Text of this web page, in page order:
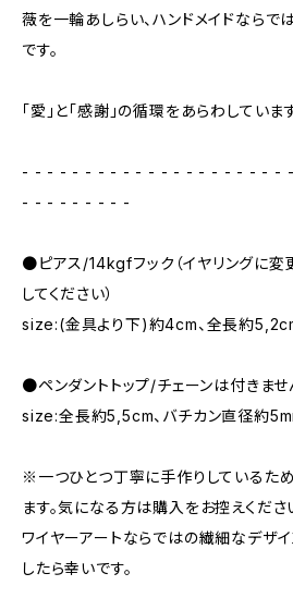
薇を一輪あしらい、ハンドメイドなら
です。
「愛」と「感謝」の循環をあらわしていま
- - - - - - - - - - - - - - - - - - - - -
- - - - - - - - -
●ピアス/14kgfフック（イヤリングに変
してください）
size:(金具より下)約4cm、全長約
●ペンダントトップ/チェーンは付きませ
size:全長約5,5cm、バチカン直径約
※一つひとつ丁寧に手作りしているた
ます。気になる方は購入をお控えくださ
ワイヤーアートならではの繊細なデザ
したら幸いです。